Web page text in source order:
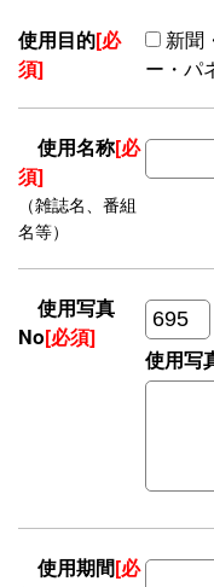
使用目的[必
須]
新聞
ー・パ
使用名称[必
須]
（雑誌名、番組
名等）
使用写真
No[必須]
使用写
使用期間[必